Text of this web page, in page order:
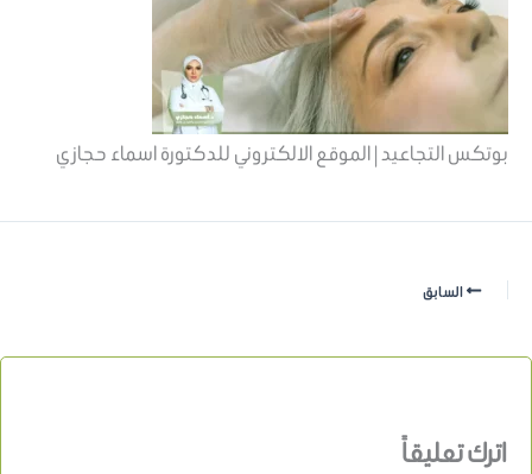
بوتكس التجاعيد | الموقع الالكتروني للدكتورة اسماء حجازي
السابق
اترك تعليقاً